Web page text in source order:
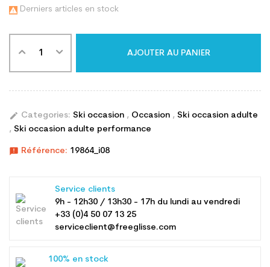
 Derniers articles en stock
AJOUTER AU PANIER
edit Categories: Ski occasion , Occasion , Ski occasion adulte
, Ski occasion adulte performance
announcement Référence: 19864_i08
Service clients
9h - 12h30 / 13h30 - 17h du lundi au vendredi
+33 (0)4 50 07 13 25
serviceclient@freeglisse.com
100% en stock